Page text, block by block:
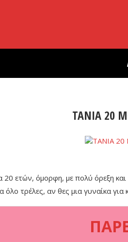
ΤΑΝΙΑ 20
20 ετών, όμορφη, με πολύ όρεξη
όλο τρέλες, αν θες μια γυναίκα